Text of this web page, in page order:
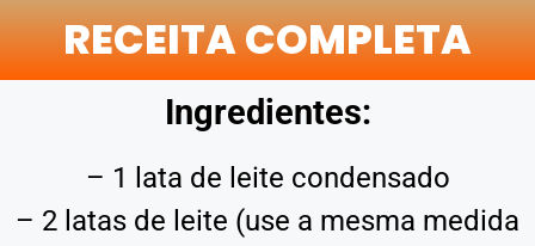
RECEITA COMPLETA
Ingredientes:
– 1 lata de leite condensado
– 2 latas de leite (use a mesma medida